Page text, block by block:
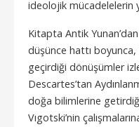
ideolojik mücadelelerin
Kitapta Antik
düşünce hattı boyunca,
geçirdiği dönüşümler
Descartes’tan
doğa bilimlerine
Vıgotski’nin